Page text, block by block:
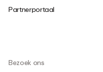
Partnerportaal
Bezoek ons